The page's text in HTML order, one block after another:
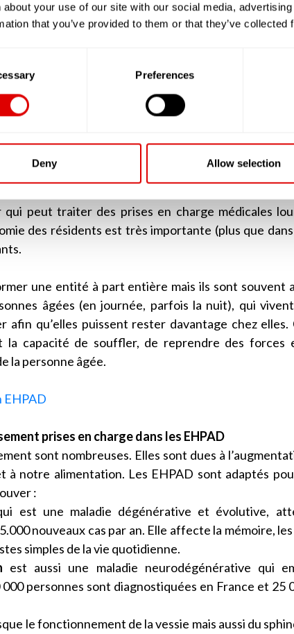
about your use of our site with our social media,
that you’ve provided to them or that they’ve
Preferences
Deny Allow selection
étaient en réalité les EHPAD implantés en
résidences ne pouvaient accueillir plus de 80
qui ont une capacité d’accueil
est évalué par la grille AGGIR à plus de «
pour Personnes Âgées Dépendantes).
en réalité ce sont des EHPAD ou alors les
Longue Durée (USLD)
ans. A la différence des EHPAD, les USLD sont
qui peut traiter des prises en charge médicales
des résidents est très importante (plus que
une entité à part entière mais ils sont souvent
âgées (en journée, parfois la nuit), qui
afin qu’elles puissent rester davantage chez
la capacité de souffler, de reprendre des forces
la personne âgée.
EHPAD
prises en charge dans les EHPAD
sont nombreuses. Elles sont dues à
à notre alimentation. Les EHPAD sont adaptés
:
est une maladie dégénérative et évolutive,
nouveaux cas par an. Elle affecte la mémoire,
simples de la vie quotidienne.
est aussi une maladie neurodégénérative qui
personnes sont diagnostiquées en France et 25
le fonctionnement de la vessie mais aussi du